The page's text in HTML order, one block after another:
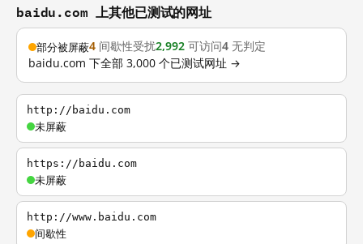
baidu.com 上其他已测试的网址
部分被屏蔽4 间歇性受扰2,992 可访问4 无判定
baidu.com 下全部 3,000 个已测试网址 →
http://baidu.com
未屏蔽
https://baidu.com
未屏蔽
http://www.baidu.com
间歇性